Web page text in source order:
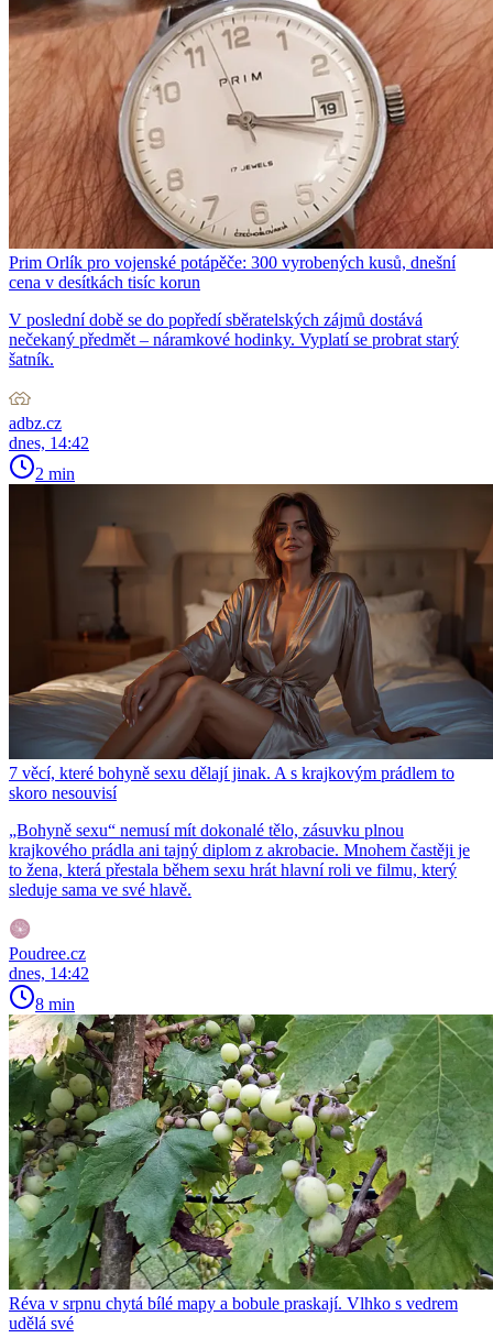
Prim Orlík pro vojenské potápěče: 300 vyrobených kusů, dnešní
cena v desítkách tisíc korun
V poslední době se do popředí sběratelských zájmů dostává
nečekaný předmět – náramkové hodinky. Vyplatí se probrat starý
šatník.
adbz.cz
dnes, 14:42
2 min
7 věcí, které bohyně sexu dělají jinak. A s krajkovým prádlem to
skoro nesouvisí
„Bohyně sexu“ nemusí mít dokonalé tělo, zásuvku plnou
krajkového prádla ani tajný diplom z akrobacie. Mnohem častěji je
to žena, která přestala během sexu hrát hlavní roli ve filmu, který
sleduje sama ve své hlavě.
Poudree.cz
dnes, 14:42
8 min
Réva v srpnu chytá bílé mapy a bobule praskají. Vlhko s vedrem
udělá své